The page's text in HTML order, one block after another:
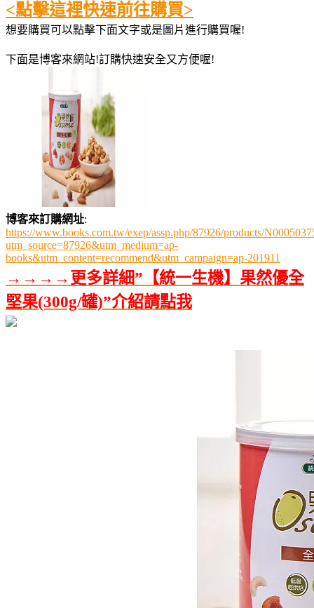
<點擊這裡快速前往購買>
想要購買可以點擊下面文字或是圖片進行購買喔!
下面是博客來網站!訂購快速安全又方便喔!
博客來訂購網址:
https://www.books.com.tw/exep/assp.php/87926/products/
utm_source=87926&utm_medium=ap-
books&utm_content=recommend&utm_campaign=ap-201911
→→→→更多詳細”【統一生機】果然優全
堅果(300g/罐)”介紹請點我